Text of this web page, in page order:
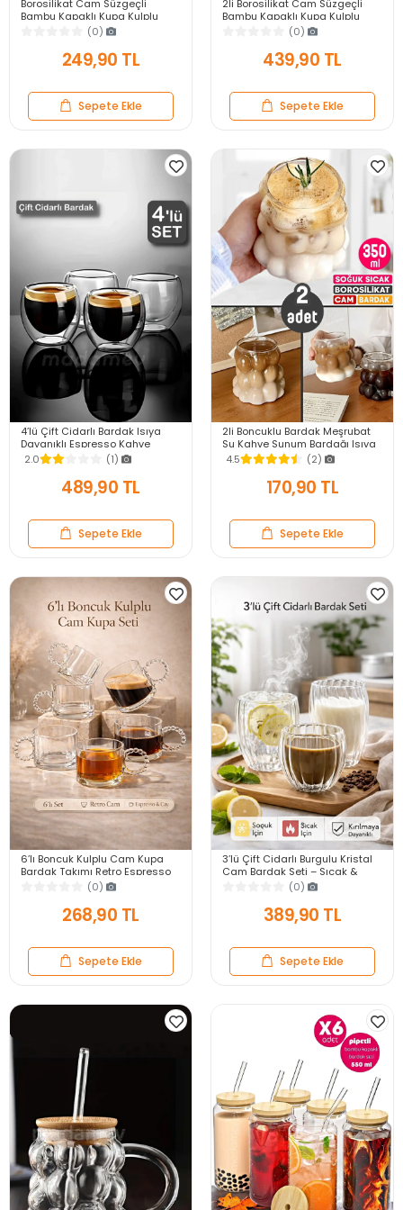
Borosilikat Cam Süzgeçli
Bambu Kapaklı Kupa Kulplu
Demlik Modeli Çift Kat Bitki Çay
Bardağı 400 ml.
(0)
249,90 TL
Sepete Ekle
2li Borosilikat Cam Süzgeçli
Bambu Kapaklı Kupa Kulplu
Demlik Tarz Çift Kat Bitki Çay
Bardağı 400ml
(0)
439,90 TL
Sepete Ekle
4’lü Çift Cidarlı Bardak Isıya
Dayanıklı Espresso Kahve
Sunum Bardağı Viski Cam Kupa
Bardağı 250ml
2.0 (1)
489,90 TL
Sepete Ekle
2li Boncuklu Bardak Meşrubat
Su Kahve Sunum Bardağı Isıya
Dayanıklı Borosilikat Cam Retro
Bardaklar
4.5 (2)
170,90 TL
Sepete Ekle
6’lı Boncuk Kulplu Cam Kupa
Bardak Takımı Retro Espresso
Çay Kahve Meşrubat Bardağı
(0)
268,90 TL
Sepete Ekle
3’lü Çift Cidarlı Burgulu Kristal
Cam Bardak Seti – Sıcak &
Soğuk Çay Kahve Süt Kupası
(0)
389,90 TL
Sepete Ekle